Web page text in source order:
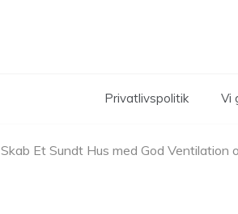
Privatlivspolitik Vi
Skab Et Sundt Hus med God Ventilation